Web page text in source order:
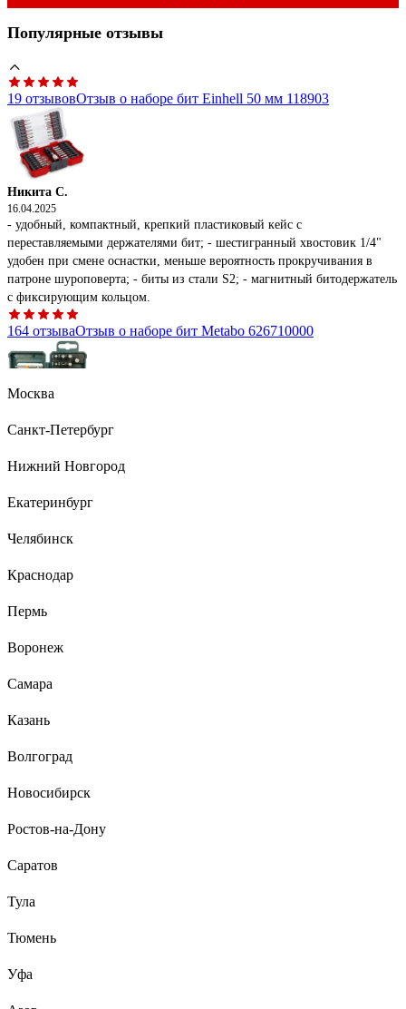
Популярные отзывы
19 отзывовОтзыв о наборе бит Einhell 50 мм 118903
Никита С.
16.04.2025
- удобный, компактный, крепкий пластиковый кейс с
переставляемыми держателями бит; - шестигранный хвостовик 1/4"
удобен при смене оснастки, меньше вероятность прокручивания в
патроне шуроповерта; - биты из стали S2; - магнитный битодержатель
с фиксирующим кольцом.
164 отзываОтзыв о наборе бит Metabo 626710000
Олег Б.
Петр П.
Очень хороший набор для ремонта и строительства.
Москва
Санкт-Петербург
Нижний Новгород
Екатеринбург
Челябинск
Краснодар
Пермь
Воронеж
Самара
Казань
Волгоград
Новосибирск
Ростов-на-Дону
Саратов
Тула
Тюмень
Уфа